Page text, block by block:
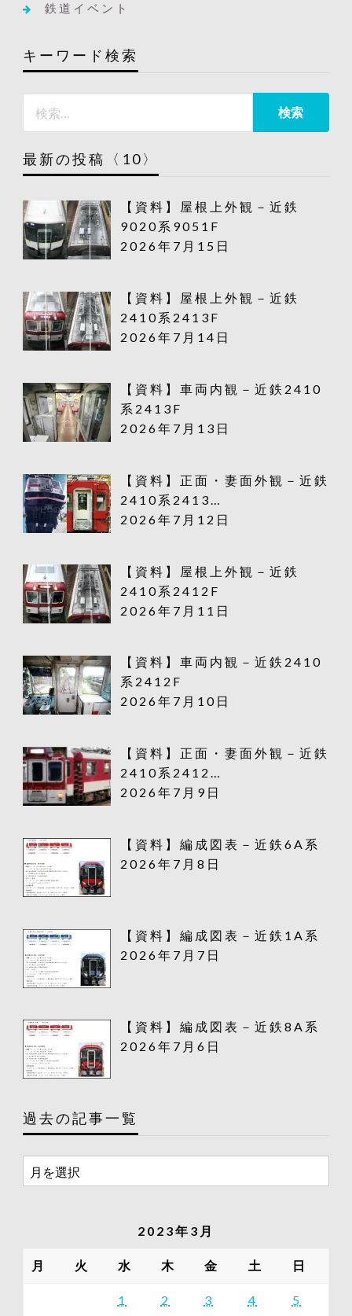
鉄道イベント
キーワード検索
最新の投稿〈10〉
【資料】屋根上外観－近鉄
9020系9051F
2026年7月15日
【資料】屋根上外観－近鉄
2410系2413F
2026年7月14日
【資料】車両内観－近鉄2410
系2413F
2026年7月13日
【資料】正面・妻面外観－近鉄
2410系2413…
2026年7月12日
【資料】屋根上外観－近鉄
2410系2412F
2026年7月11日
【資料】車両内観－近鉄2410
系2412F
2026年7月10日
【資料】正面・妻面外観－近鉄
2410系2412…
2026年7月9日
【資料】編成図表－近鉄6A系
2026年7月8日
【資料】編成図表－近鉄1A系
2026年7月7日
【資料】編成図表－近鉄8A系
2026年7月6日
過去の記事一覧
過
去
一
2023年3月
月 火 水 木 金 土 日
1 2 3 4 5